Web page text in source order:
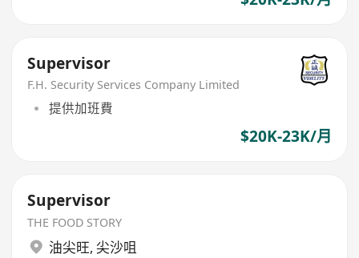
Supervisor
F.H. Security Services Company Limited
提供加班費
$20K-23K/月
Supervisor
THE FOOD STORY
油尖旺, 尖沙咀